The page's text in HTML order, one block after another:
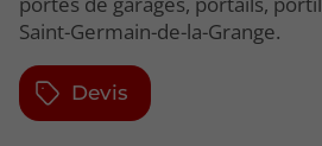
Saint-Germain-de-la-Grange.
Devis